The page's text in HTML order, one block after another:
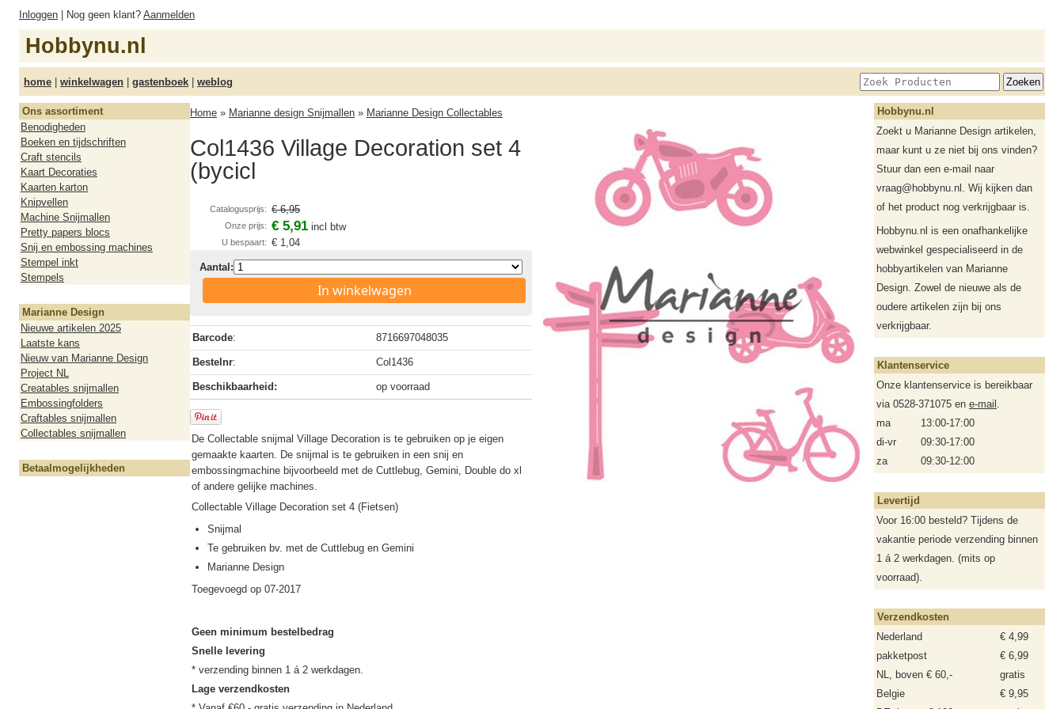
Inloggen | Nog geen klant? Aanmelden
Hobbynu.nl
home | winkelwagen | gastenboek | weblog
Ons assortiment
Benodigheden
Boeken en tijdschriften
Craft stencils
Kaart Decoraties
Kaarten karton
Knipvellen
Machine Snijmallen
Pretty papers blocs
Snij en embossing machines
Stempel inkt
Stempels
Marianne Design
Nieuwe artikelen 2025
Laatste kans
Nieuw van Marianne Design
Project NL
Creatables snijmallen
Embossingfolders
Craftables snijmallen
Collectables snijmallen
Betaalmogelijkheden
Home » Marianne design Snijmallen » Marianne Design Collectables
Col1436 Village Decoration set 4
(bycicl
Catalogusprijs: € 6,95
Onze prijs: € 5,91 incl btw
U bespaart: € 1,04
Aantal:
In winkelwagen
Barcode: 8716697048035
Bestelnr: Col1436
Beschikbaarheid: op voorraad
De Collectable snijmal Village Decoration is te gebruiken op je eigen
gemaakte kaarten. De snijmal is te gebruiken in een snij en
embossingmachine bijvoorbeeld met de Cuttlebug, Gemini, Double do xl
of andere gelijke machines.
Collectable Village Decoration set 4 (Fietsen)
Snijmal
Te gebruiken bv. met de Cuttlebug en Gemini
Marianne Design
Toegevoegd op 07-2017
Geen minimum bestelbedrag
Snelle levering
Lage verzendkosten
Hobbynu.nl
Zoekt u Marianne Design artikelen,
maar kunt u ze niet bij ons vinden?
Stuur dan een e-mail naar
vraag@hobbynu.nl. Wij kijken dan
of het product nog verkrijgbaar is.
Hobbynu.nl is een onafhankelijke
webwinkel gespecialiseerd in de
hobbyartikelen van Marianne
Design. Zowel de nieuwe als de
oudere artikelen zijn bij ons
verkrijgbaar.
Klantenservice
Onze klantenservice is bereikbaar
via 0528-371075 en e-mail .
ma
13:00-17:00
di-vr
09:30-17:00
za
09:30-12:00
Levertijd
Voor 16:00 besteld? Tijdens de
vakantie periode verzending binnen
1 á 2 werkdagen. (mits op
voorraad).
Verzendkosten
Nederland
€ 4,99
pakketpost
€ 6,99
NL, boven € 60,-
gratis
Belgie
€ 9,95